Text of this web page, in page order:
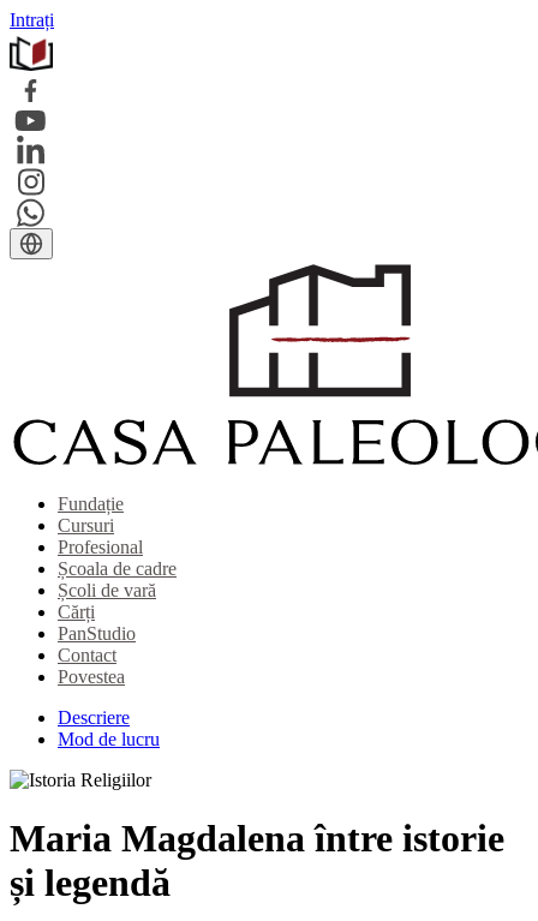
Intrați
Fundație
Cursuri
Profesional
Școala de cadre
Școli de vară
Cărți
PanStudio
Contact
Povestea
Descriere
Mod de lucru
Maria Magdalena între istorie
și legendă